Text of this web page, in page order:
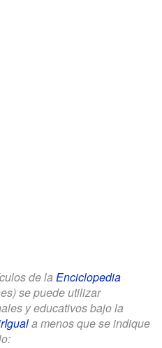
de la Enciclopedia
se puede utilizar
y educativos bajo la
a menos que se indique